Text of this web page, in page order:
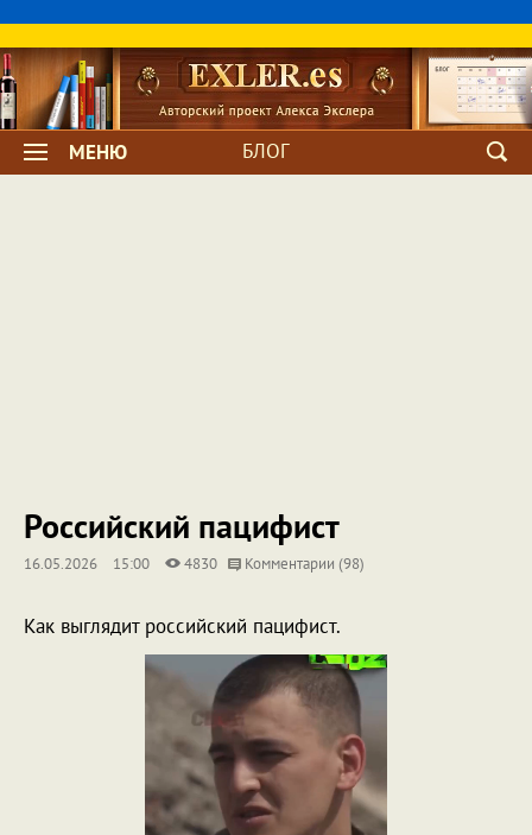
МЕНЮ БЛОГ
Российский пацифист
16.05.2026 15:00 4830 Комментарии (98)
Как выглядит российский пацифист.